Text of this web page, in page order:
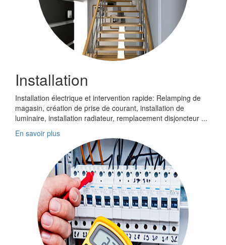
Installation
Installation électrique et intervention rapide: Relamping de
magasin, création de prise de courant, installation de
luminaire, installation radiateur, remplacement disjoncteur ...
En savoir plus